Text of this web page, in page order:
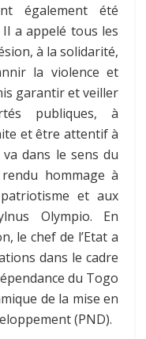
également été
Il a appelé tous les
à la solidarité,
la violence et
garantir et veiller
publiques, à
et être attentif à
dans le sens du
hommage à
et aux
Olympio. En
le chef de l’Etat a
dans le cadre
du Togo
de la mise en
(PND).